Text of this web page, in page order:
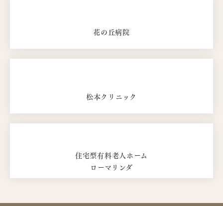
花の丘病院
松本クリニック
住宅型有料老人ホーム
ローマリンダ